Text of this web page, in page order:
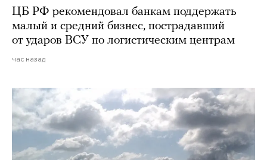
ЦБ РФ рекомендовал банкам поддержать
малый и средний бизнес, пострадавший
от ударов ВСУ по логистическим центрам
час назад